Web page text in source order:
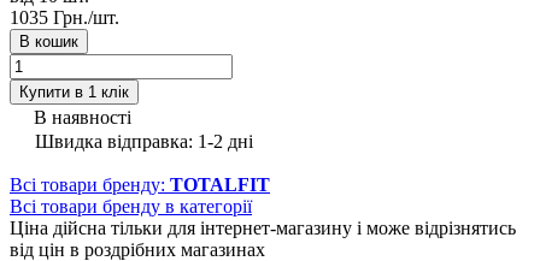
1035 Грн./шт.
В кошик
Купити в 1 клік
В наявності
Швидка відправка: 1-2 дні
Всі товари бренду: TOTALFIT
Всі товари бренду в категорії
Ціна дійсна тільки для інтернет-магазину і може відрізнятись
від цін в роздрібних магазинах